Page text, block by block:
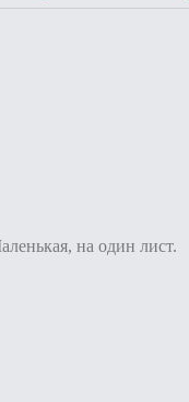
на один лист.